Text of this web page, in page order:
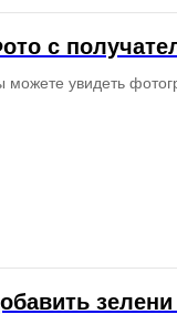
с
можете увидеть
зелени